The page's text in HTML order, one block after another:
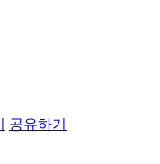
공유하기